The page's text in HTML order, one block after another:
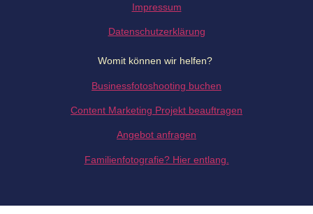
Impressum
Datenschutzerklärung
Womit können wir helfen?
Businessfotoshooting buchen
Content Marketing Projekt beauftragen
Angebot anfragen
Familienfotografie? Hier entlang.